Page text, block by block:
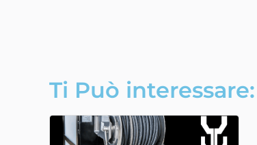
Ti Può interessare: